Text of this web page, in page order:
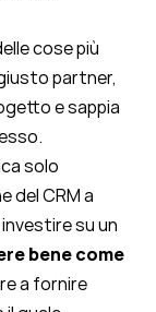
cose più
partner,
e sappia
solo
del CRM a
su un
bene come
a fornire